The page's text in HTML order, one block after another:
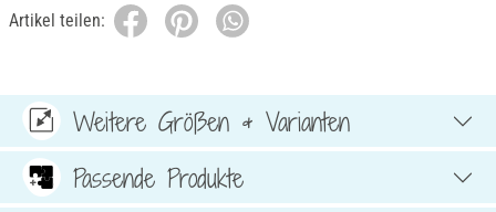
Artikel teilen:
Weitere Größen & Varianten
Passende Produkte